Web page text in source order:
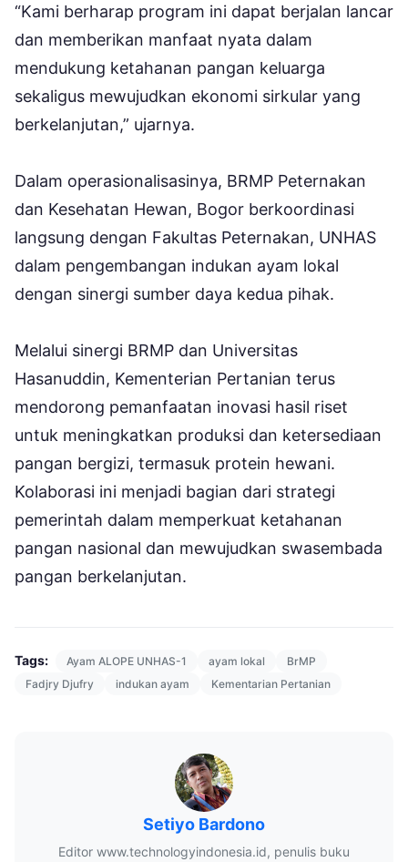
“Kami berharap program ini dapat berjalan lancar
dan memberikan manfaat nyata dalam
mendukung ketahanan pangan keluarga
sekaligus mewujudkan ekonomi sirkular yang
berkelanjutan,” ujarnya.
Dalam operasionalisasinya, BRMP Peternakan
dan Kesehatan Hewan, Bogor berkoordinasi
langsung dengan Fakultas Peternakan, UNHAS
dalam pengembangan indukan ayam lokal
dengan sinergi sumber daya kedua pihak.
Melalui sinergi BRMP dan Universitas
Hasanuddin, Kementerian Pertanian terus
mendorong pemanfaatan inovasi hasil riset
untuk meningkatkan produksi dan ketersediaan
pangan bergizi, termasuk protein hewani.
Kolaborasi ini menjadi bagian dari strategi
pemerintah dalam memperkuat ketahanan
pangan nasional dan mewujudkan swasembada
pangan berkelanjutan.
Tags: Ayam ALOPE UNHAS-1 ayam lokal
BrMP
Fadjry Djufry
indukan ayam Kementarian Pertanian
Setiyo Bardono
Editor www.technologyindonesia.id, penulis buku